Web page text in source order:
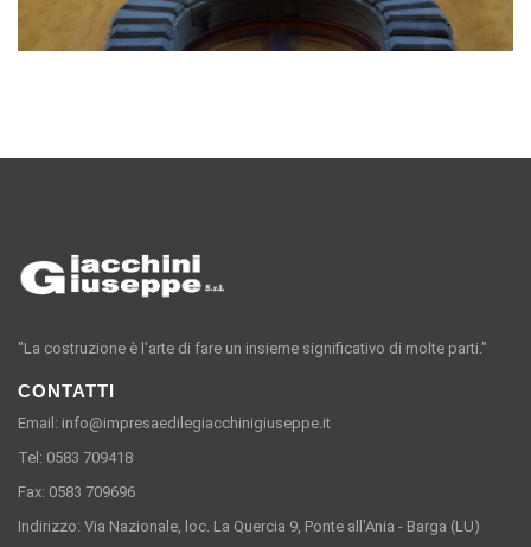
"La costruzione è l'arte di fare un insieme significativo di molte parti."
CONTATTI
Email: info@impresaedilegiacchinigiuseppe.it
Tel: 0583 709418
Fax: 0583 709696
Indirizzo: Via Nazionale, loc. La Quercia 9, Ponte all'Ania - Barga (LU)